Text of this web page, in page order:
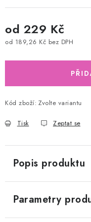
od 229 Kč
od 189,26 Kč bez DPH
Kód zboží: Zvolte variantu
Tisk Zeptat se
Popis produktu
Parametry